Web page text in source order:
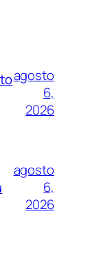
agosto
6,
2026
agosto
6,
2026